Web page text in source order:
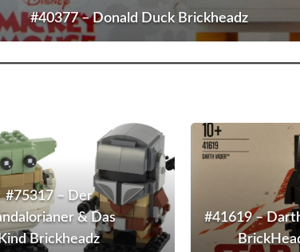
#40377 – Donald Duck Brickheadz
#75317
Der
Mandalorianer
&
Das
#75317 – Der
& Das
Brickheadz
#41619 –